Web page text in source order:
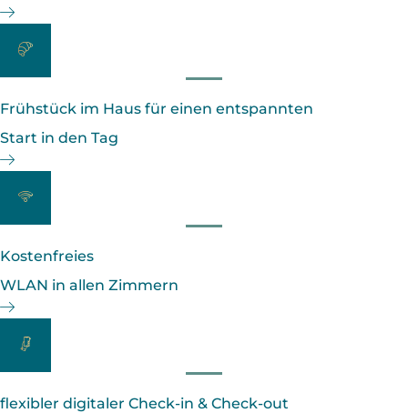
Frühstück im Haus für einen entspannten
Start in den Tag
Kostenfreies
WLAN in allen Zimmern
flexibler digitaler Check-in & Check-out